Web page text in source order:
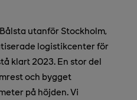
utanför Stockholm,
logistikcenter för
klart 2023. En stor del
och bygget
på höjden. Vi